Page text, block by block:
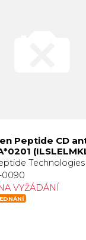
Peptide CD
Technologies
0090
VYŽÁDÁNÍ